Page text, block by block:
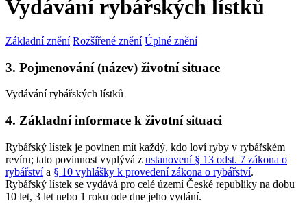
Vydávání rybářských lístků
Základní znění Rozšířené znění Úplné znění
3. Pojmenování (název) životní situace
Vydávání rybářských lístků
4. Základní informace k životní situaci
Rybářský lístek je povinen mít každý, kdo loví ryby v rybářském
revíru; tato povinnost vyplývá z ustanovení § 13 odst. 7 zákona o
rybářstvía § 10 vyhlášky k provedení zákona o rybářství.
Rybářský lístek se vydává pro celé území České republiky na dobu
10 let, 3 let nebo 1 roku ode dne jeho vydání.